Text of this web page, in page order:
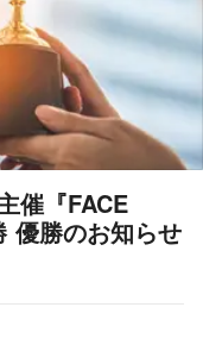
催『FACE
優勝のお知らせ